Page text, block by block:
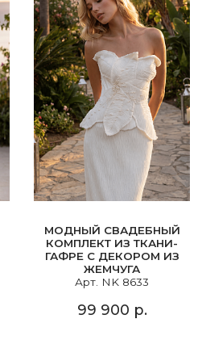
МОДНЫЙ СВАДЕБНЫЙ
КОМПЛЕКТ ИЗ ТКАНИ-
ГАФРЕ С ДЕКОРОМ ИЗ
ЖЕМЧУГА
Арт. NK 8633
99 900 р.